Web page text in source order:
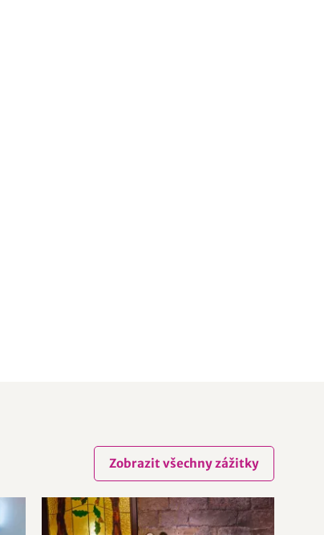
Zobrazit všechny zážitky